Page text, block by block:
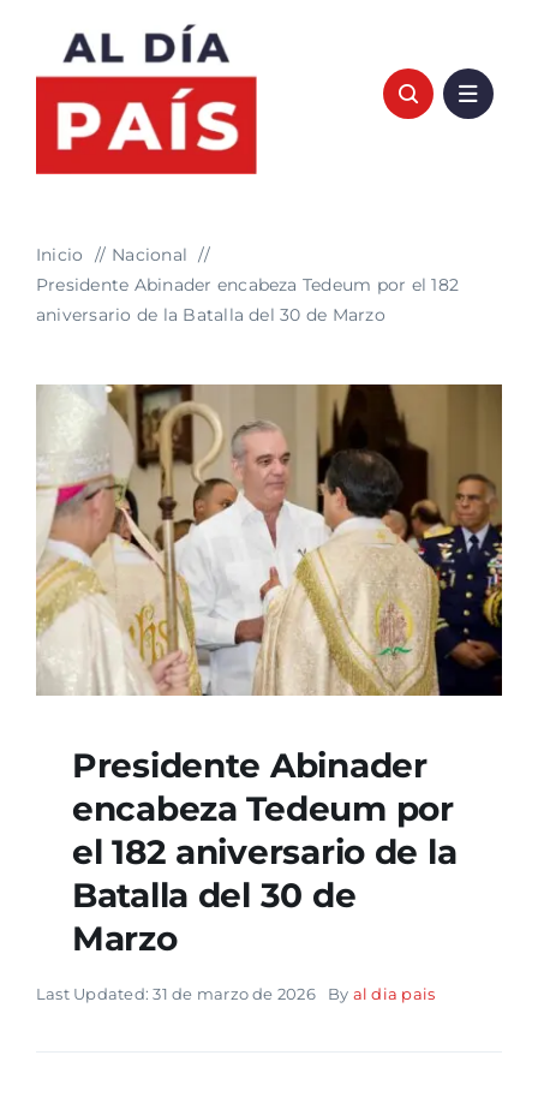
contenido
Inicio
Nacional
Presidente Abinader encabeza Tedeum por el 182
aniversario de la Batalla del 30 de Marzo
Presidente Abinader
encabeza Tedeum por
el 182 aniversario de la
Batalla del 30 de
Marzo
Last Updated: 31 de marzo de 2026 By al dia pais